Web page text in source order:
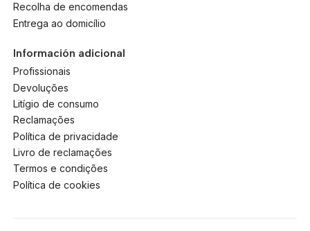
Recolha de encomendas
Entrega ao domicílio
Información adicional
Profissionais
Devoluções
Litígio de consumo
Reclamações
Política de privacidade
Livro de reclamações
Termos e condições
Política de cookies